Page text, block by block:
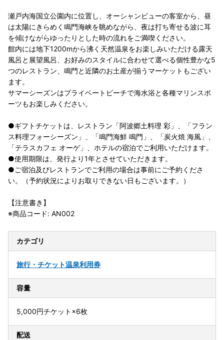
瀬戸内海国立公園内に位置し、オーシャンビューの客室から、昼
は太陽にきらめく鳴門海峡を眺めながら、夜は打ち寄せる波に耳
を傾けながらゆったりとした時の流れをご満喫ください。
館内には地下1200mから沸く天然温泉をお楽しみいただける露天
風呂と展望風呂、お好みのスタイルに合わせて選べる個性豊かな5
つのレストラン、鳴門と近隣のお土産が揃うマーケットもござい
ます。
サマーシーズンはプライベートビーチで海水浴と各種マリンスポ
ーツもお楽しみください。
●ギフトチケットは、レストラン「阿波郷土料理 彩」、「フラン
ス料理フォーシーズン」、「鳴門海鮮 鳴門」、「炭火焼 海風」、
「テラスカフェ オーゲ」、ホテルの宿泊でご利用いただけます。
●使用期限は、発行より1年とさせていただきます。
●ご宿泊及びレストランでご利用の場合は事前にご予約くださ
い。（予約状況によりお取りできない日もございます。）
【注意書き】
※商品コード: AN002
カテゴリ
旅行・チケット温泉利用券
容量
5,000円チケット×6枚
配送